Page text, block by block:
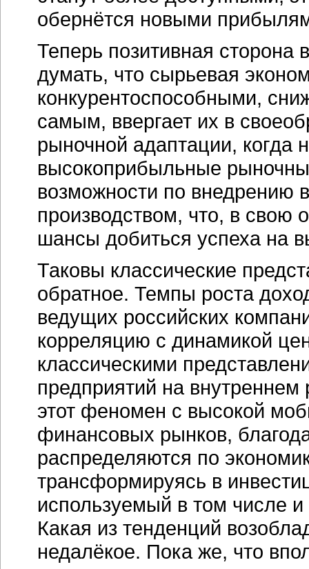
обернётся новыми
Теперь позитивная
думать, что сырьевая
конкурентоспособными,
самым, ввергает их в
рыночной адаптации, когда
высокоприбыльные
возможности по внедрению
производством, что, в
шансы добиться успеха на
Таковы классические
обратное. Темпы роста
ведущих российских
корреляцию с динамикой
классическими
предприятий на
этот феномен с высокой
финансовых рынков,
распределяются по
трансформируясь в
используемый в том числе
Какая из тенденций
недалёкое. Пока же, что